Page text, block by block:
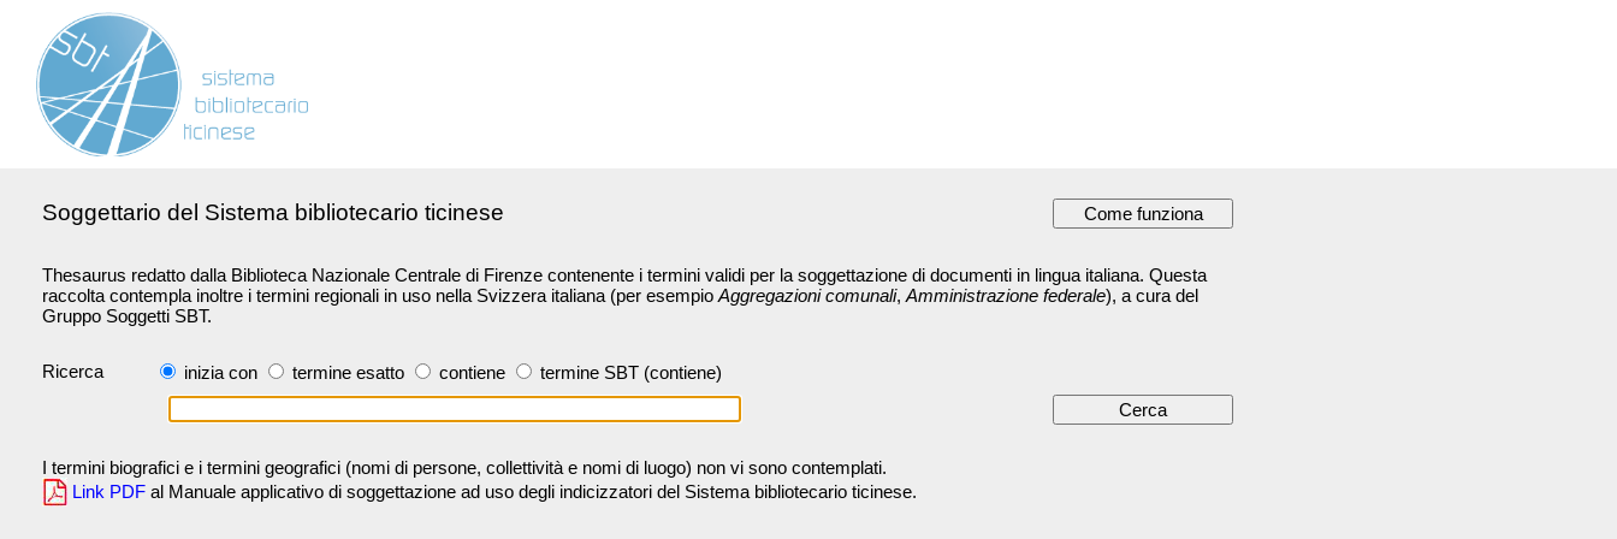
Soggettario del Sistema bibliotecario ticinese
Thesaurus redatto dalla Biblioteca Nazionale Centrale di Firenze contenente i termini validi per la soggettazione di documenti in lingua italiana. Questa
raccolta contempla inoltre i termini regionali in uso nella Svizzera italiana (per esempio Aggregazioni comunali, Amministrazione federale), a cura del
Gruppo Soggetti SBT.
Ricerca inizia con termine esatto contiene termine SBT (contiene)
I termini biografici e i termini geografici (nomi di persone, collettività e nomi di luogo) non vi sono contemplati.
Link PDF al Manuale applicativo di soggettazione ad uso degli indicizzatori del Sistema bibliotecario ticinese.